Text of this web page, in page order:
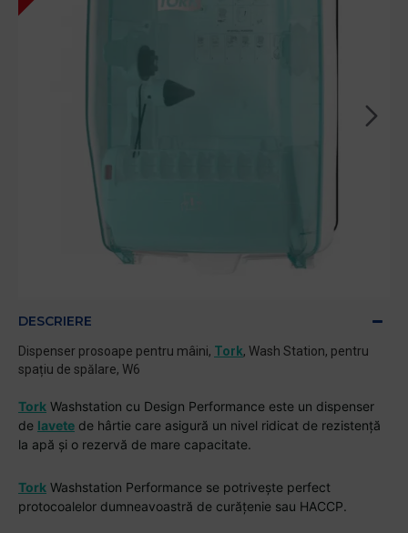
DESCRIERE
Dispenser prosoape pentru mâini, Tork, Wash Station, pentru
spațiu de spălare, W6
Tork Washstation cu Design Performance este un dispenser
de lavete de hârtie care asigură un nivel ridicat de rezistență
la apă și o rezervă de mare capacitate.
Tork Washstation Performance se potrivește perfect
protocoalelor dumneavoastră de curățenie sau HACCP.